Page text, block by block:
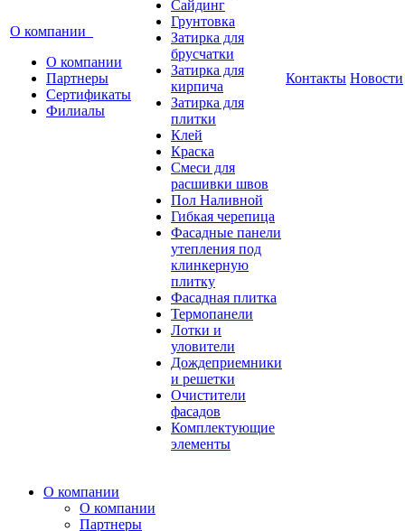
О компании
О компании
Партнеры
Сертификаты
Филиалы
Сайдинг
Грунтовка
Затирка для
брусчатки
Затирка для
кирпича
Затирка для
плитки
Клей
Краска
Смеси для
расшивки швов
Пол Наливной
Гибкая черепица
Фасадные панели
утепления под
клинкерную
плитку
Фасадная плитка
Термопанели
Лотки и
уловители
Дождеприемники
и решетки
Очистители
фасадов
Комплектующие
элементы
Контакты Новости
О компании
О компании
Партнеры